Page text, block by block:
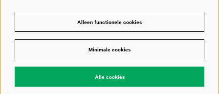
Powered byCultureSuite
Alleen functionele cookies
Minimale cookies
Alle cookies